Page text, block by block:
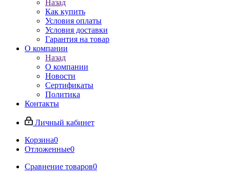
Назад
Как купить
Условия оплаты
Условия доставки
Гарантия на товар
О компании
Назад
О компании
Новости
Сертификаты
Политика
Контакты
Личный кабинет
Корзина0
Отложенные0
Сравнение товаров0